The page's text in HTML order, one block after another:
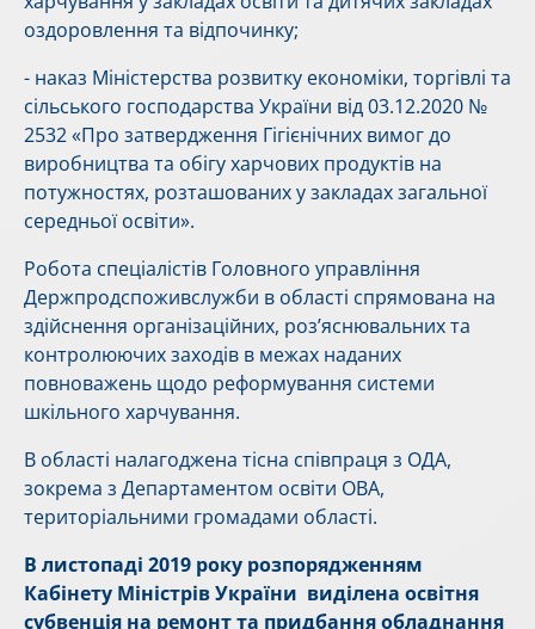
оздоровлення та відпочинку;
- наказ Міністерства розвитку економіки, торгівлі та
сільського господарства України від 03.12.2020 №
2532 «Про затвердження Гігієнічних вимог до
виробництва та обігу харчових продуктів на
потужностях, розташованих у закладах загальної
середньої освіти».
Робота спеціалістів Головного управління
Держпродспоживслужби в області спрямована на
здійснення організаційних, роз’яснювальних та
контролюючих заходів в межах наданих
повноважень щодо реформування системи
шкільного харчування.
В області налагоджена тісна співпраця з ОДА,
зокрема з Департаментом освіти ОВА,
територіальними громадами області.
В листопаді 2019 року розпорядженням
Кабінету Міністрів України виділена освітня
субвенція на ремонт та придбання обладнання